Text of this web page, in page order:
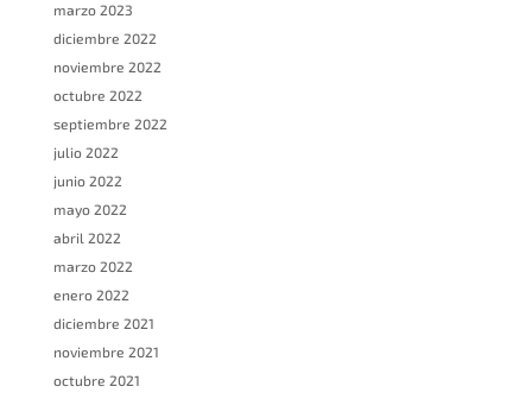
marzo 2023
diciembre 2022
noviembre 2022
octubre 2022
septiembre 2022
julio 2022
junio 2022
mayo 2022
abril 2022
marzo 2022
enero 2022
diciembre 2021
noviembre 2021
octubre 2021